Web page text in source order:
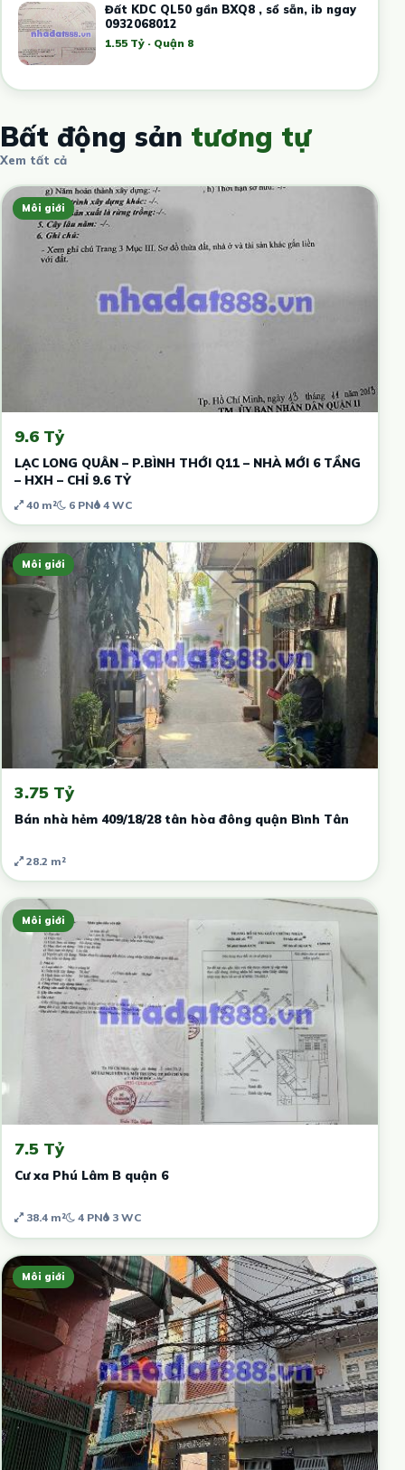
Đất KDC QL50 gần BXQ8 , sổ sẵn, ib ngay
0932068012
1.55 Tỷ · Quận 8
Bất động sản tương tự
Xem tất cả
Môi giới
9.6 Tỷ
LẠC LONG QUÂN – P.BÌNH THỚI Q11 – NHÀ MỚI 6 TẦNG
– HXH – CHỈ 9.6 TỶ
40 m² 6 PN 4 WC
Môi giới
3.75 Tỷ
Bán nhà hẻm 409/18/28 tân hòa đông quận Bình Tân
28.2 m²
Môi giới
7.5 Tỷ
Cư xa Phú Lâm B quận 6
38.4 m² 4 PN 3 WC
Môi giới